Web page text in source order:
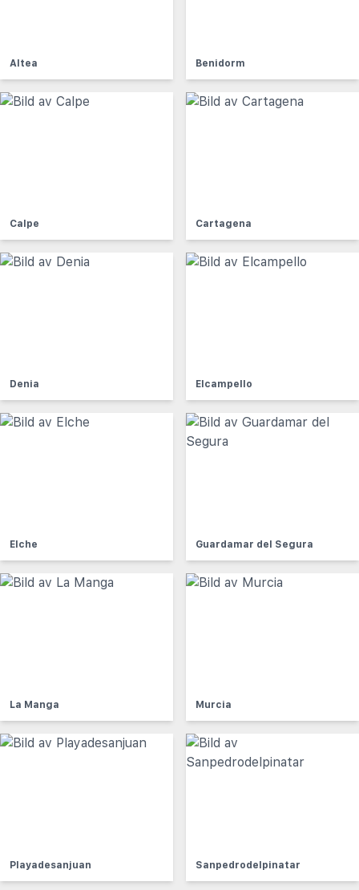
Altea Benidorm
Calpe Cartagena
Denia Elcampello
Elche Guardamar del Segura
La Manga Murcia
Playadesanjuan Sanpedrodelpinatar